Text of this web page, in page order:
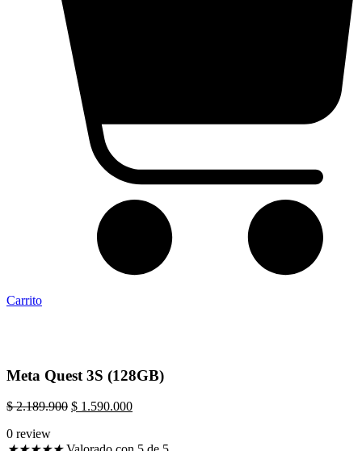
Carrito
Meta Quest 3S (128GB)
$2.189.900 El
$ 1.590.000El
0 review